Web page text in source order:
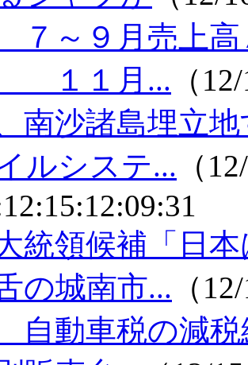
～９月売上高
１１月... （
南沙諸島埋立
ルシステ... （
統領候補「日
の城南市... （
動車税の減